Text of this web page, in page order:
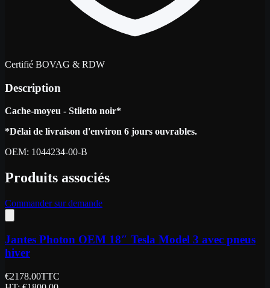
Certifié BOVAG & RDW
Description
Cache-moyeu - Stiletto noir*
*Délai de livraison d'environ 6 jours ouvrables.
OEM: 1044234-00-B
Produits associés
Commander sur demande
Jantes Photon OEM 18″ Tesla Model 3 avec pneus
hiver
€2178.00TTC